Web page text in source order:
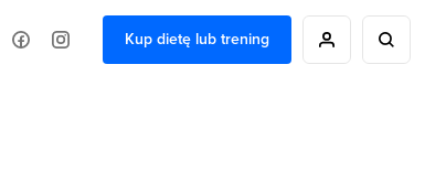
Kup dietę lub trening